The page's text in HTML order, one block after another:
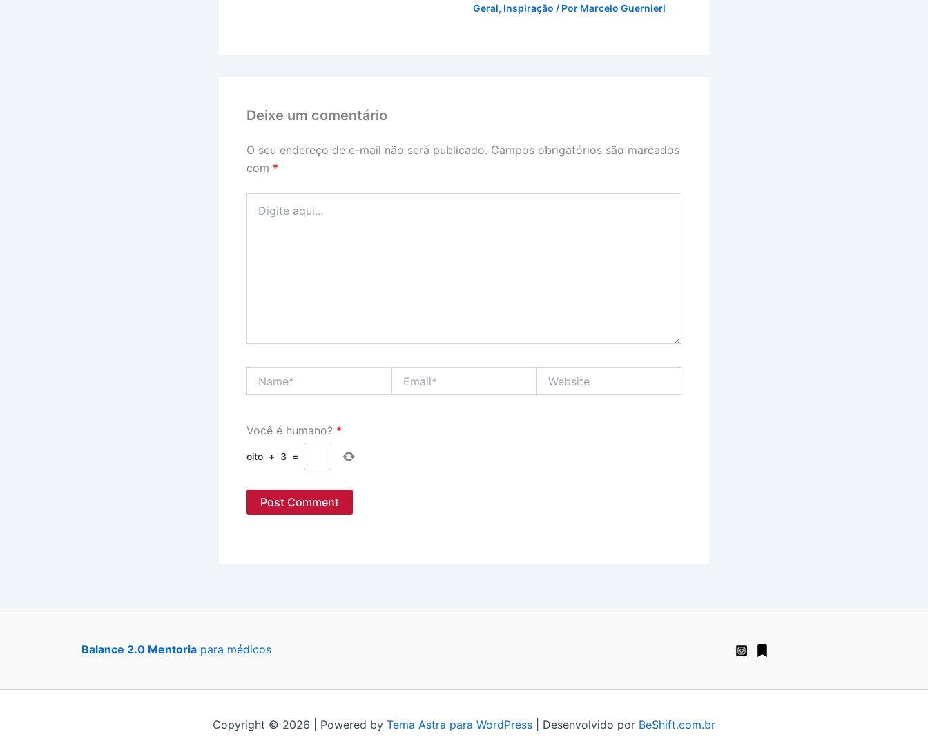
Geral, Inspiração / Por Marcelo Guernieri
Deixe um comentário
O seu endereço de e-mail não será publicado. Campos obrigatórios são marcados
com *
aqui...
Você é humano? *
oito + 3 =
Balance 2.0 Mentoriapara médicos
Copyright © 2026 | Powered by Tema Astra para WordPress | Desenvolvido por BeShift.com.br